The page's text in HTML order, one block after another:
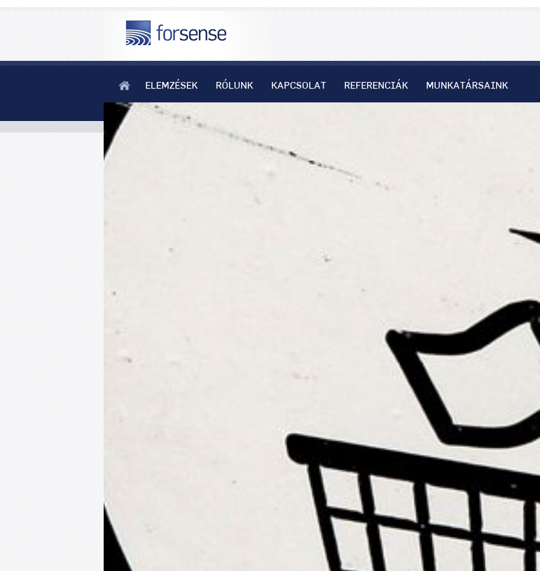
ELEMZÉSEK RÓLUNK KAPCSOLAT REFERENCIÁK MUNKATÁRSAINK
Szelektív hulladékgyűjtés, hulladékgazdálkodás - Forsense